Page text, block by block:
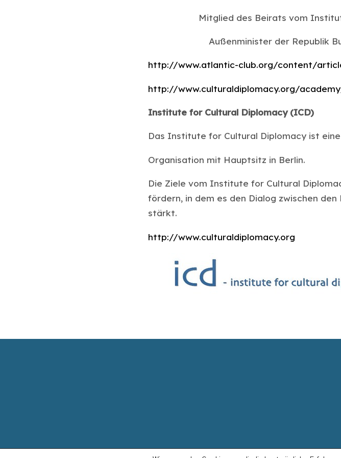
Mitglied des Beirats vom
Außenminister der Republik
http://www.atlantic-club.org/content/
http://www.culturaldiplomacy.org/
Institute for Cultural Diplomacy (ICD)
Das Institute for Cultural Diplomacy ist
Organisation mit Hauptsitz in Berlin.
Die Ziele vom Institute for Cultural
fördern, in dem es den Dialog zwischen
stärkt.
http://www.culturaldiplomacy.org